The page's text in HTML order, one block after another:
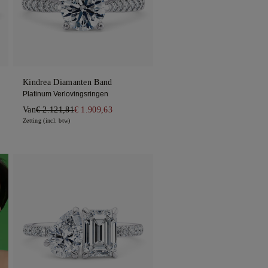
Kindrea Diamanten Band
Platinum Verlovingsringen
Van€ 2.121,81€ 1.909,63
Zetting (incl. btw)